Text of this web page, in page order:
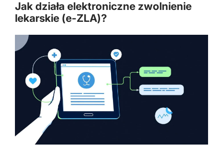
Jak działa elektroniczne zwolnienie
lekarskie (e-ZLA)?